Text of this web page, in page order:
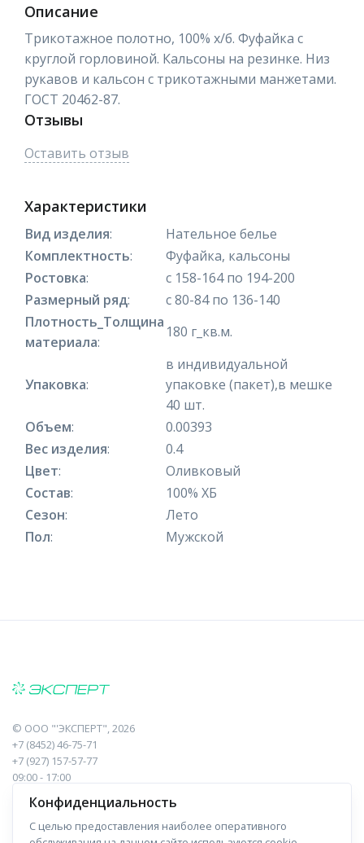
Описание
Трикотажное полотно, 100% х/б. Фуфайка с
круглой горловиной. Кальсоны на резинке. Низ
рукавов и кальсон с трикотажными манжетами.
ГОСТ 20462-87.
Отзывы
Оставить отзыв
Характеристики
Вид изделия:
Нательное белье
Комплектность:
Фуфайка, кальсоны
Ростовка:
с 158-164 по 194-200
Размерный ряд:
с 80-84 по 136-140
Плотность_Толщина
материала:
180 г_кв.м.
Упаковка:
в индивидуальной
упаковке (пакет),в мешке
40 шт.
Объем:
0.00393
Вес изделия:
0.4
Цвет:
Оливковый
Состав:
100% ХБ
Сезон:
Лето
Пол: Мужской
© ООО "'ЭКСПЕРТ", 2026
+7 (8452) 46-75-71
+7 (927) 157-57-77
09:00 - 17:00
410017, Саратов, Пугачева, 10 к1, оф.23
Навигация Информация
Конфиденциальность
С целью предоставления наиболее оперативного